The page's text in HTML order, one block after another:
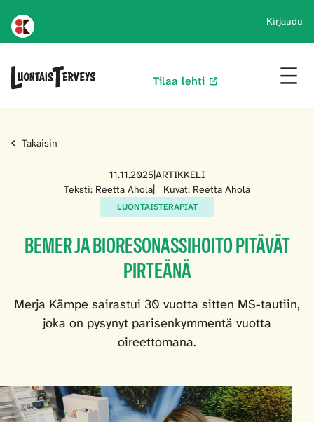
Kirjaudu
Tilaa lehti
Takaisin
11.11.2025ARTIKKELI
Teksti: Reetta Ahola
Kuvat: Reetta Ahola
LUONTAISTERAPIAT
BEMER JA BIORESONASSIHOITO PITÄVÄT
PIRTEÄNÄ
Merja Kämpe sairastui 30 vuotta sitten MS-tautiin,
joka on pysynyt parisenkymmentä vuotta
oireettomana.